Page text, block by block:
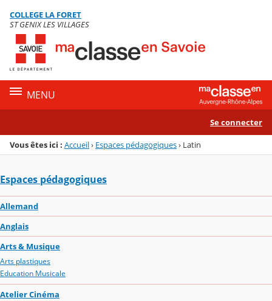
Menu de la rubrique
Contenu
COLLEGE LA FORET
ST GENIX LES VILLAGES
MENU
Se connecter
Vous êtes ici : Accueil› Espaces pédagogiques› Latin
Espaces pédagogiques
Allemand
Anglais
Arts & Musique
Arts plastiques
Education Musicale
Atelier Cinéma